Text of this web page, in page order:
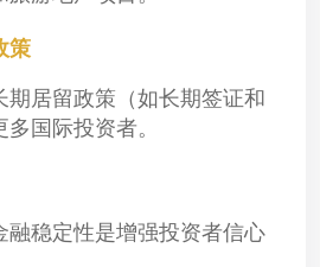
策
期居留政策（如长期签证和
国际投资者。
融稳定性是增强投资者信心